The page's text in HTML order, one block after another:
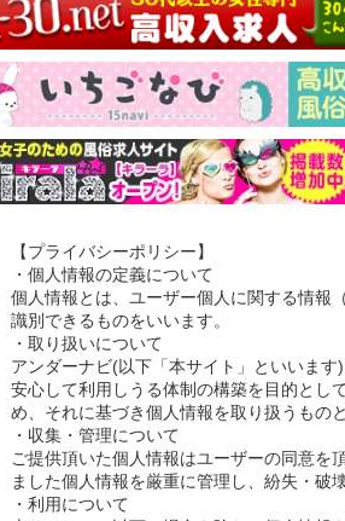
【プライバシーポリシー】
・個人情報の定義について
個人情報とは、ユーザー個人に関する情報
識別できるものをいいます。
・取り扱いについて
アンダーナビ(以下「本サイト」といいま
安心して利用しうる体制の構築を目的とし
め、それに基づき個人情報を取り扱うものと
・収集・管理について
ご提供頂いた個人情報はユーザーの同意を
ました個人情報を厳重に管理し、紛失・破
・利用について